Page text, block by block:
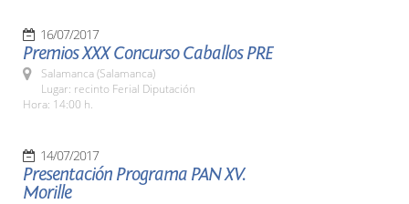
16/07/2017
Premios XXX Concurso Caballos PRE
Salamanca (Salamanca)
Lugar: recinto Ferial Diputación
Hora: 14:00 h.
14/07/2017
Presentación Programa PAN XV.
Morille